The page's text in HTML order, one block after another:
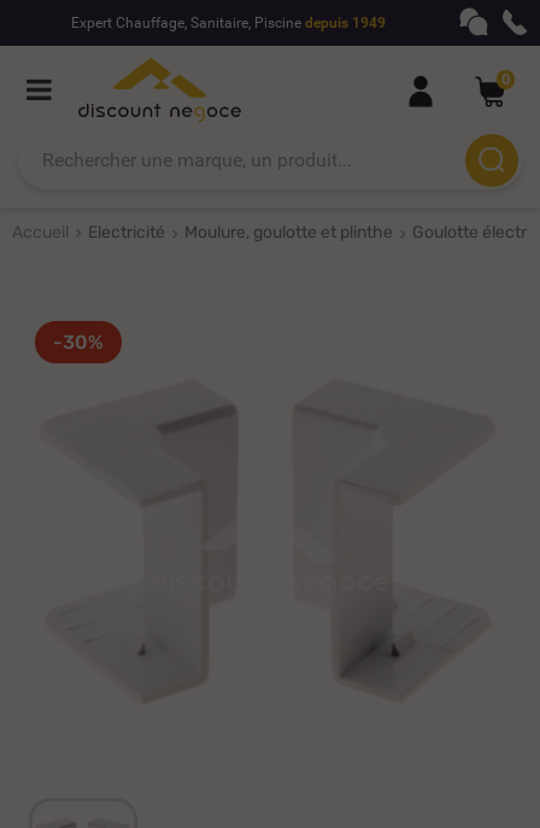
Expert Chauffage, Sanitaire, Piscine depuis 1949
0
Accueil Electricité Moulure, goulotte et plinthe Goulotte
-30%